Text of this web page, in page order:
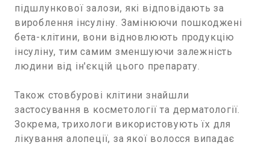
підшлункової залози, які відповідають за
вироблення інсуліну. Замінюючи пошкоджені
бета-клітини, вони відновлюють продукцію
інсуліну, тим самим зменшуючи залежність
людини від ін'єкцій цього препарату.
Також стовбурові клітини знайшли
застосування в косметології та дерматології.
Зокрема, трихологи використовують їх для
лікування алопеції, за якої волосся випадає